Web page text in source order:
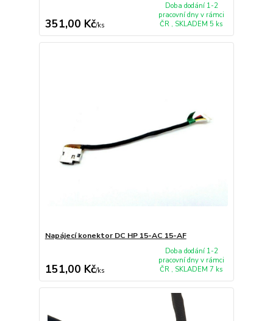
351,00 Kč/ks
Doba dodání 1-2
pracovní dny v rámci
ČR , SKLADEM 5 ks
Napájecí konektor DC HP 15-AC 15-AF
151,00 Kč/ks
Doba dodání 1-2
pracovní dny v rámci
ČR , SKLADEM 7 ks